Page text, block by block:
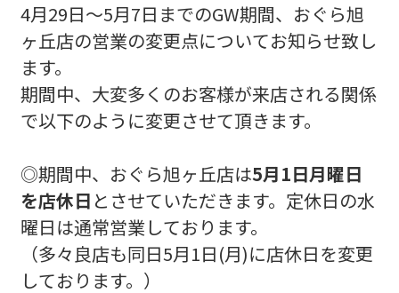
4月29日～5月7日までのGW期間、おぐら旭
ヶ丘店の営業の変更点についてお知らせ致し
ます。
期間中、大変多くのお客様が来店される関係
で以下のように変更させて頂きます。
◎期間中、おぐら旭ヶ丘店は5月1日月曜日
を店休日 とさせていただきます。定休日の水
曜日は通常営業しております。
（多々良店も同日5月1日(月)に店休日を変更
しております。）